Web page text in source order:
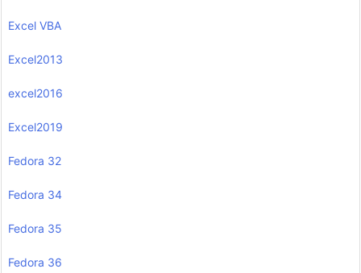
Excel VBA
Excel2013
excel2016
Excel2019
Fedora 32
Fedora 34
Fedora 35
Fedora 36